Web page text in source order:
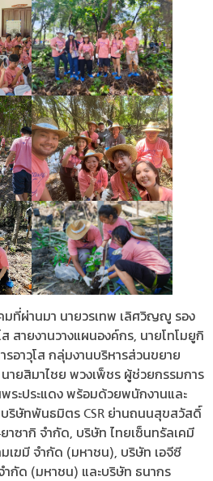
มที่ผ่านมา นายวรเทพ เลิศวิญญู รอง
สายงานวางแผนองค์กร, นายโทโมยูกิ
ารอาวุโส กลุ่มงานบริหารส่วนขยาย
ายสิมาไชย พวงเพ็ชร ผู้ช่วยกรรมการ
ระประแดง พร้อมด้วยพนักงานและ
ริษัทพันธมิตร CSR ย่านถนนสุขสวัสดิ์
าซากิ จำกัด, บริษัท ไทยเซ็นทรัลเคมี
เฆมี จำกัด (มหาชน), บริษัท เอจีซี
ากัด (มหาชน) และบริษัท ธนากร